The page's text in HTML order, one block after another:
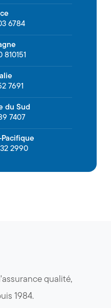
6784
7691
du Sud
7407
2990
qualité,
1984.